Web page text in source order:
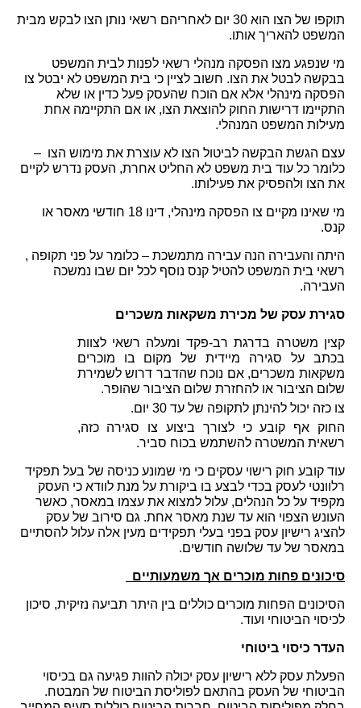
תוקפו של הצו הוא 30 יום לאחריהם רשאי נותן הצו לבקש מבית
להאריך אותו.
מי שנפגע מצו הפסקה מנהלי רשאי לפנות לבית המשפט
בבקשה לבטל את הצו. חשוב לציין כי בית המשפט לא יבטל צו
הפסקה מינהלי אלא אם הוכח שהעסק פעל כדין או שלא
התקיימו דרישות החוק להוצאת הצו, או אם התקיימה אחת
המשפט המנהלי.
עצם הגשת הבקשה לביטול הצו לא עוצרת את מימוש הצו  –
כלומר כל עוד בית משפט לא החליט אחרת, העסק נדרש לקיים
הצו ולהפסיק את פעילותו.
מי שאינו מקיים צו הפסקה מינהלי, דינו 18 חודשי מאסר או
היתה והעבירה הנה עבירה מתמשכת – כלומר על פני תקופה ,
רשאי בית המשפט להטיל קנס נוסף לכל יום שבו נמשכה
עסק של מכירת משקאות משכרים
קצין משטרה בדרגת רב-פקד ומעלה רשאי לצוות
בכתב על סגירה מיידית של מקום בו מוכרים
משקאות משכרים, אם נוכח שהדבר דרוש לשמירת
הציבור או להחזרת שלום הציבור שהופר.
כזה יכול להינתן לתקופה של עד 30 יום.
החוק אף קובע כי לצורך ביצוע צו סגירה כזה,
המשטרה להשתמש בכוח סביר.
עוד קובע חוק רישוי עסקים כי מי שמונע כניסה של בעל תפקיד
רלוונטי לעסק בכדי לבצע בו ביקורת על מנת לוודא כי העסק
מקפיד על כל הנהלים, עלול למצוא את עצמו במאסר, כאשר
העונש הצפוי הוא עד שנת מאסר אחת. גם סירוב של עסק
להציג רישיון עסק בפני בעלי תפקידים מעין אלה עלול להסתיים
של עד שלושה חודשים.
פחות מוכרים אך משמעותיים
הסיכונים הפחות מוכרים כוללים בין היתר תביעה נזיקית, סיכון
הביטוחי ועוד.
כיסוי ביטוחי
הפעלת עסק ללא רישיון עסק יכולה להוות פגיעה גם בכיסוי
הביטוחי של העסק בהתאם לפוליסת הביטוח של המבטח.